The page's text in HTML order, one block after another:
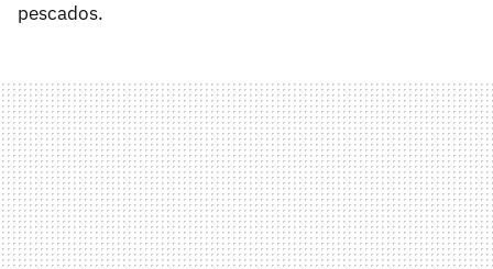
pescados.